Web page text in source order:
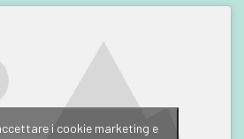
i cookie marketing e